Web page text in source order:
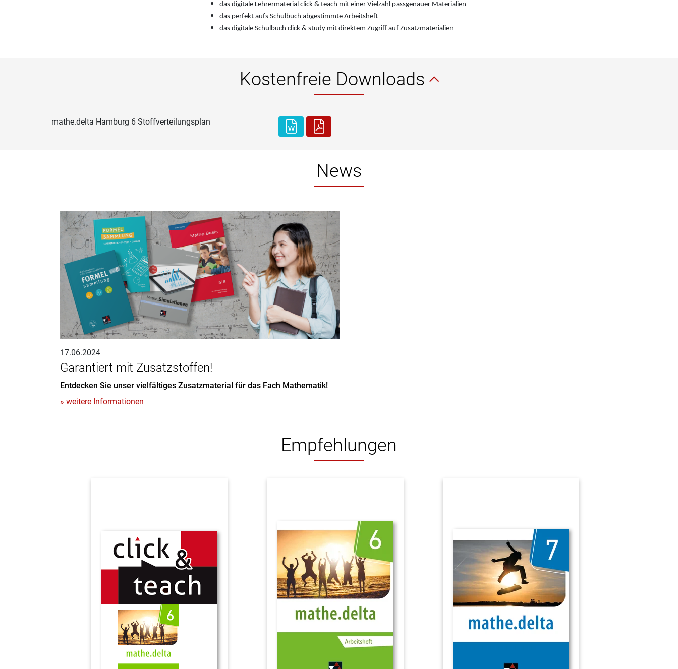
das digitale Lehrermaterial click & teach mit einer Vielzahl passgenauer Materialien
das perfekt aufs Schulbuch abgestimmte Arbeitsheft
das digitale Schulbuch click & study mit direktem Zugriff auf Zusatzmaterialien
Kostenfreie Downloads
mathe.delta Hamburg 6 Stoffverteilungsplan
News
17.06.2024
Garantiert mit Zusatzstoffen!
Entdecken Sie unser vielfältiges Zusatzmaterial für das Fach Mathematik!
» weitere Informationen
Empfehlungen